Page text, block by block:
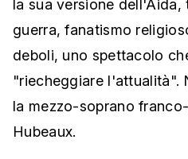
la sua versione dell'Aida,
guerra, fanatismo
deboli, uno spettacolo
"riecheggiare l'attualità".
la mezzo-soprano
Hubeaux.